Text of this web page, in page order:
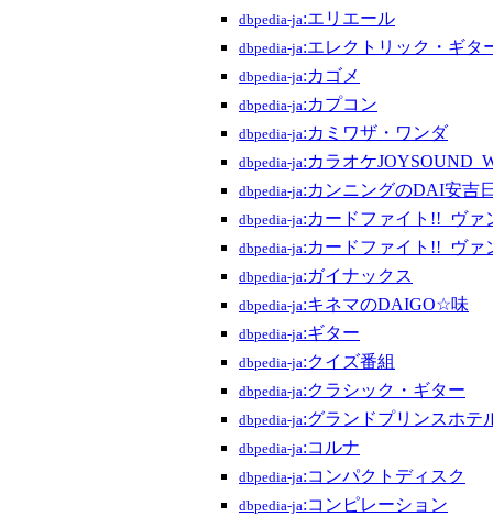
dbpedia-ja:エリエール
dbpedia-ja:エレクトリック・ギタ
dbpedia-ja:カゴメ
dbpedia-ja:カプコン
dbpedia-ja:カミワザ・ワンダ
dbpedia-ja:カラオケ
dbpedia-ja:カンニングのDAI安吉
dbpedia-ja:カードファイト!!_ヴァ
dbpedia-ja:カードファイト!!_ヴァ
dbpedia-ja:ガイナックス
dbpedia-ja:キネマのDAIGO☆味
dbpedia-ja:ギター
dbpedia-ja:クイズ番組
dbpedia-ja:クラシック・ギター
dbpedia-ja:グランドプリンスホテ
dbpedia-ja:コルナ
dbpedia-ja:コンパクトディスク
dbpedia-ja:コンピレーション